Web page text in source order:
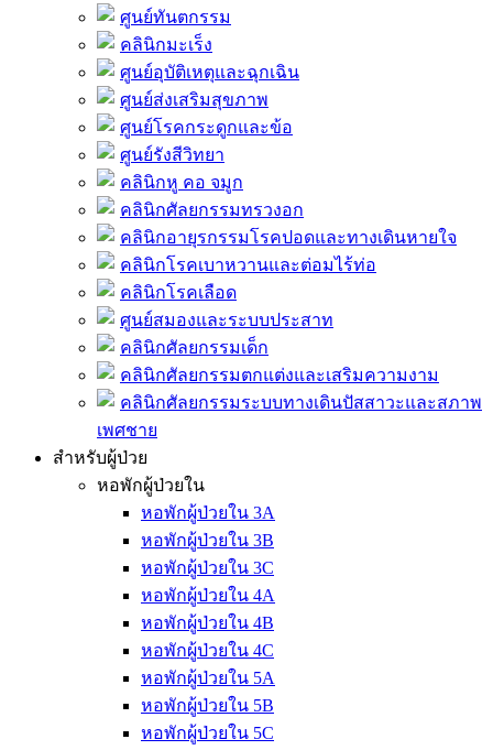
ศูนย์ทันตกรรม
คลินิกมะเร็ง
ศูนย์อุบัติเหตุและฉุกเฉิน
ศูนย์ส่งเสริมสุขภาพ
ศูนย์โรคกระดูกและข้อ
ศูนย์รังสีวิทยา
คลินิกหู คอ จมูก
คลินิกศัลยกรรมทรวงอก
คลินิกอายุรกรรมโรคปอดและทางเดินหายใจ
คลินิกโรคเบาหวานและต่อมไร้ท่อ
คลินิกโรคเลือด
ศูนย์สมองและระบบประสาท
คลินิกศัลยกรรมเด็ก
คลินิกศัลยกรรมตกแต่งและเสริมความงาม
คลินิกศัลยกรรมระบบทางเดินปัสสาวะและสภาพ
เพศชาย
สำหรับผู้ป่วย
หอพักผู้ป่วยใน
หอพักผู้ป่วยใน 3A
หอพักผู้ป่วยใน 3B
หอพักผู้ป่วยใน 3C
หอพักผู้ป่วยใน 4A
หอพักผู้ป่วยใน 4B
หอพักผู้ป่วยใน 4C
หอพักผู้ป่วยใน 5A
หอพักผู้ป่วยใน 5B
หอพักผู้ป่วยใน 5C